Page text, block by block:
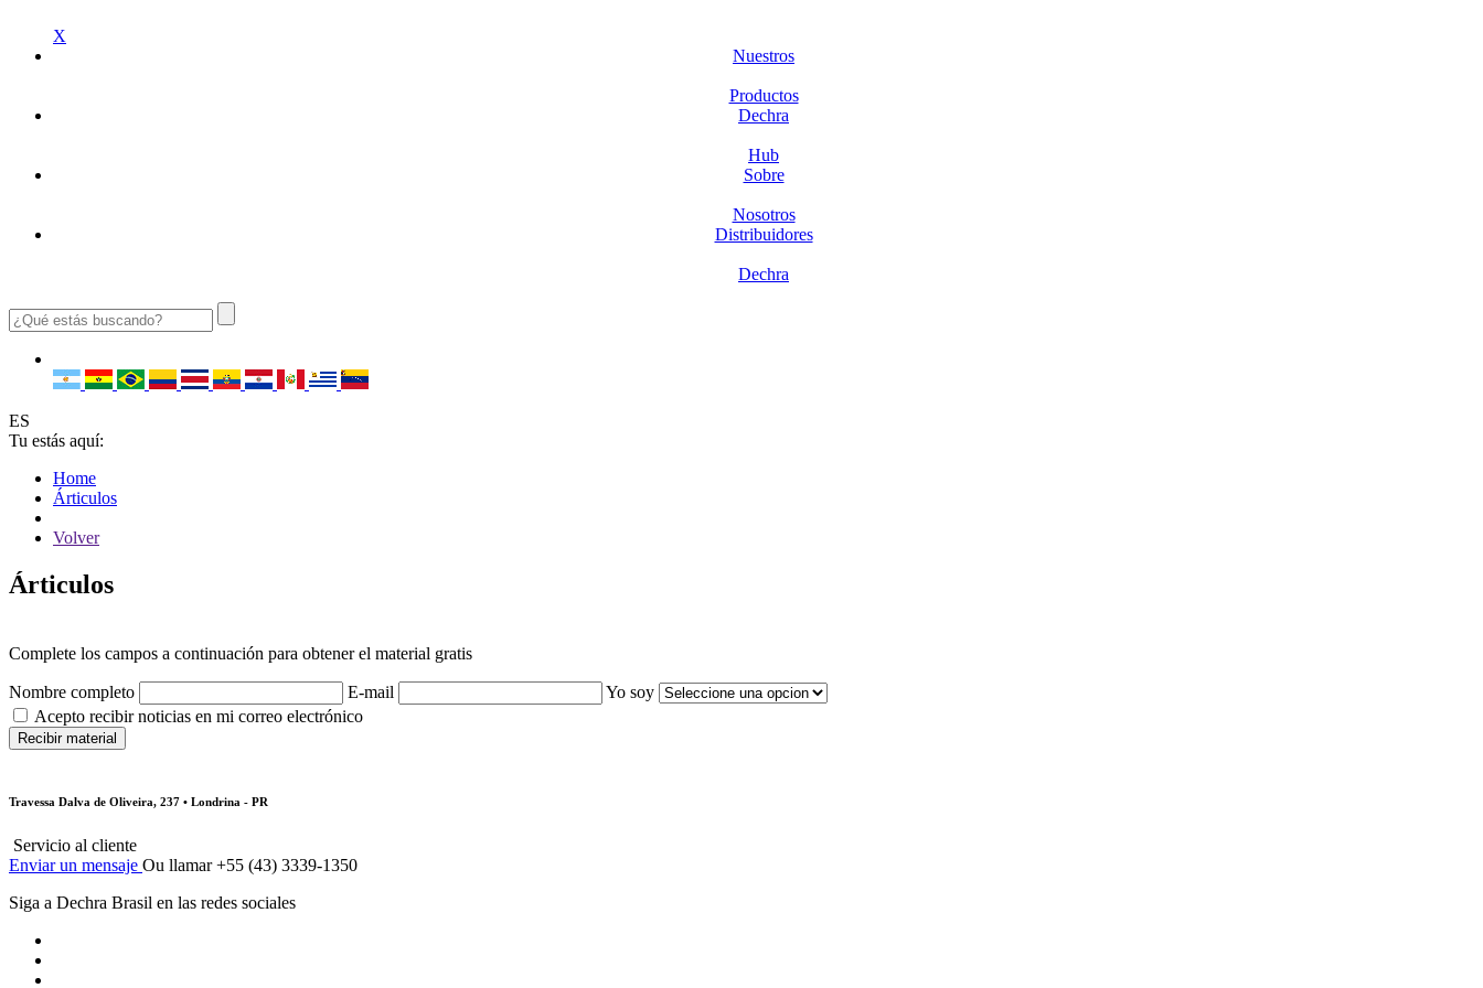
X
Nuestros
Productos
Dechra
Hub
Sobre
Nosotros
Distribuidores
Dechra
ES
Tu estás aquí:
Home
Árticulos
Volver
Árticulos
Complete los campos a continuación para obtener el material gratis
Nombre completo E-mail
Yo soy
Acepto recibir noticias en mi correo electrónico
Travessa Dalva de Oliveira, 237 • Londrina - PR
Servicio al cliente
Enviar un mensaje Ou llamar +55 (43) 3339-1350
Siga a Dechra Brasil en las redes sociales